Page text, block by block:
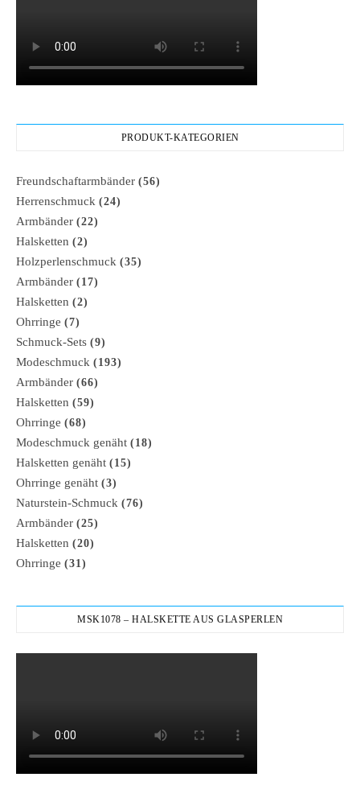
PRODUKT-KATEGORIEN
Freundschaftarmbänder (56)
Herrenschmuck (24)
Armbänder (22)
Halsketten (2)
Holzperlenschmuck (35)
Armbänder (17)
Halsketten (2)
Ohrringe (7)
Schmuck-Sets (9)
Modeschmuck (193)
Armbänder (66)
Halsketten (59)
Ohrringe (68)
Modeschmuck genäht (18)
Halsketten genäht (15)
Ohrringe genäht (3)
Naturstein-Schmuck (76)
Armbänder (25)
Halsketten (20)
Ohrringe (31)
MSK1078 – HALSKETTE AUS GLASPERLEN